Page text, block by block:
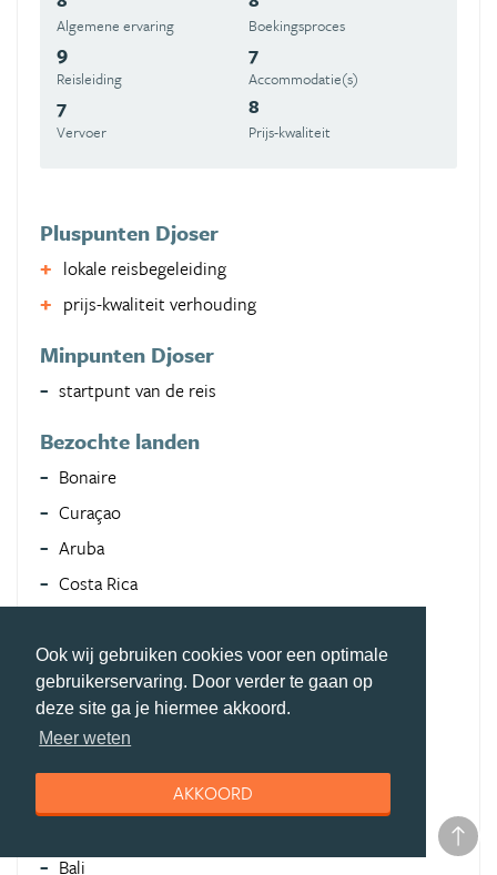
Ook wij gebruiken cookies voor een optimale
gebruikerservaring. Door verder te gaan op
deze site ga je hiermee akkoord.
Meer weten
AKKOORD
Algemene ervaring Boekingsproces
9
Reisleiding
7
Accommodatie(s)
7
Vervoer
8
Prijs-kwaliteit
Pluspunten Djoser
lokale reisbegeleiding
prijs-kwaliteit verhouding
Minpunten Djoser
startpunt van de reis
Bezochte landen
Bonaire
Curaçao
Aruba
Costa Rica
Belize
Guatemala
Honduras
Bali